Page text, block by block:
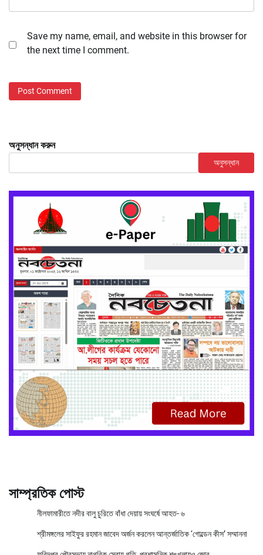
Save my name, email, and website in this browser for
the next time I comment.
অনুসন্ধান করুন
অনুসন্ধান
সাম্প্রতিক পোস্ট
নীলফামারীতে নদীর বালু চুরিতে বাঁধা দেয়ায় সংঘর্ষে আহত- ৬
শ্রীমঙ্গলের সাইফুর রহমান জাবেদ অর্জন করলেন আন্তর্জাতিক ‘গোল্ডেন কীস’ সম্মাননা